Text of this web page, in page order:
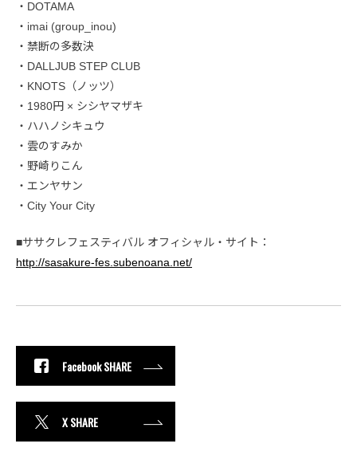
・DOTAMA
・imai (group_inou)
・禁断の多数決
・DALLJUB STEP CLUB
・KNOTS（ノッツ）
・1980円 × シシヤマザキ
・ハハノシキュウ
・雲のすみか
・野崎りこん
・エンヤサン
・City Your City
■ササクレフェスティバル オフィシャル・サイト：
http://sasakure-fes.subenoana.net/
Facebook SHARE
X SHARE